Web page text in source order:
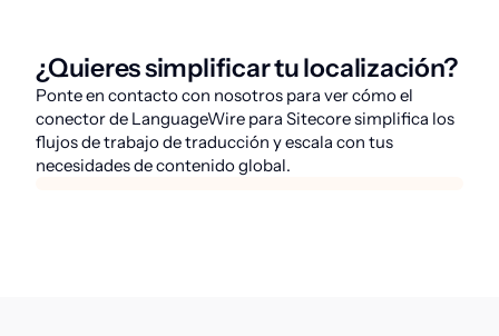
¿Quieres simplificar tu localización?
Ponte en contacto con nosotros para ver cómo el
conector de LanguageWire para Sitecore simplifica los
flujos de trabajo de traducción y escala con tus
necesidades de contenido global.